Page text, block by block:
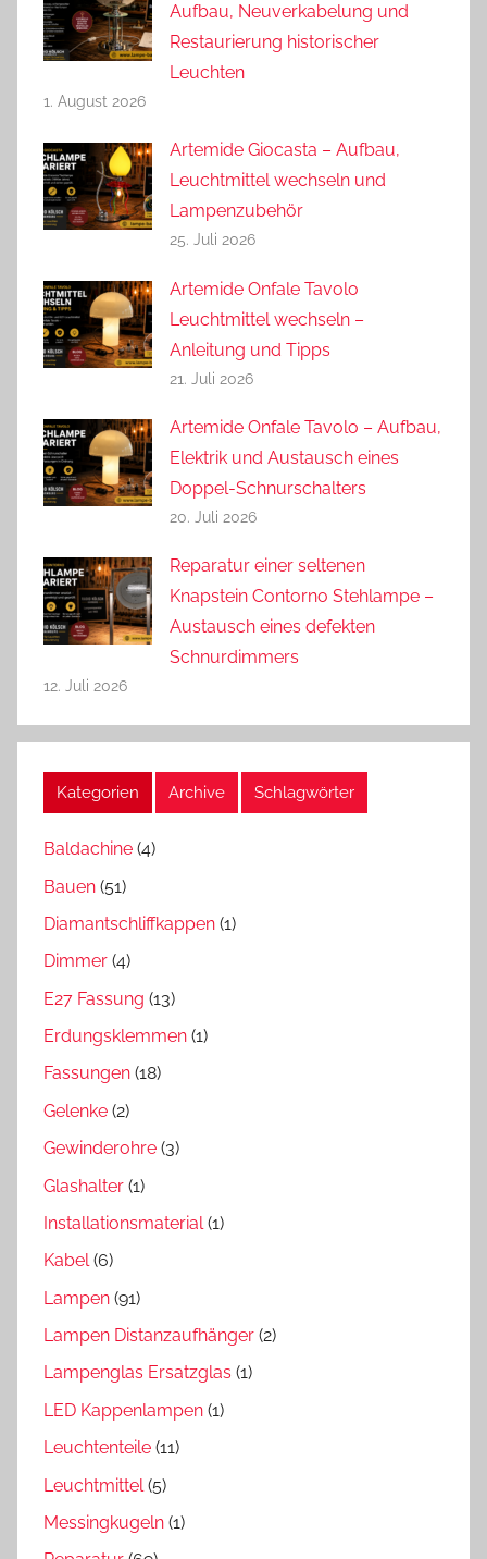
Aufbau, Neuverkabelung und
Restaurierung historischer
Leuchten
1. August 2026
Artemide Giocasta – Aufbau,
Leuchtmittel wechseln und
Lampenzubehör
25. Juli 2026
Artemide Onfale Tavolo
Leuchtmittel wechseln –
Anleitung und Tipps
21. Juli 2026
Artemide Onfale Tavolo – Aufbau,
Elektrik und Austausch eines
Doppel-Schnurschalters
20. Juli 2026
Reparatur einer seltenen
Knapstein Contorno Stehlampe –
Austausch eines defekten
Schnurdimmers
12. Juli 2026
Kategorien Archive Schlagwörter
Baldachine (4)
Bauen (51)
Diamantschliffkappen (1)
Dimmer (4)
E27 Fassung (13)
Erdungsklemmen (1)
Fassungen (18)
Gelenke (2)
Gewinderohre (3)
Glashalter (1)
Installationsmaterial(1)
Kabel(6)
Lampen (91)
Lampen Distanzaufhänger (2)
Lampenglas Ersatzglas (1)
LED Kappenlampen (1)
Leuchtenteile (11)
Leuchtmittel (5)
Messingkugeln (1)